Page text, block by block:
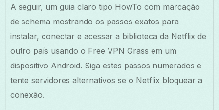
A seguir, um guia claro tipo HowTo com marcação
de schema mostrando os passos exatos para
instalar, conectar e acessar a biblioteca da Netflix de
outro país usando o Free VPN Grass em um
dispositivo Android. Siga estes passos numerados e
tente servidores alternativos se o Netflix bloquear a
conexão.